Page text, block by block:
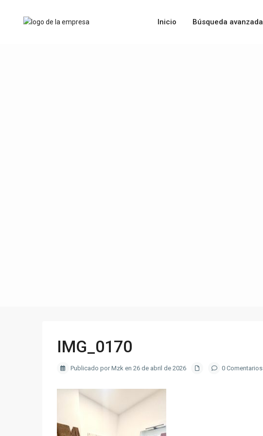
Inicio Búsqueda avanzada
IMG_0170
Publicado por Mzk en 26 de abril de 2026 0 Comentarios